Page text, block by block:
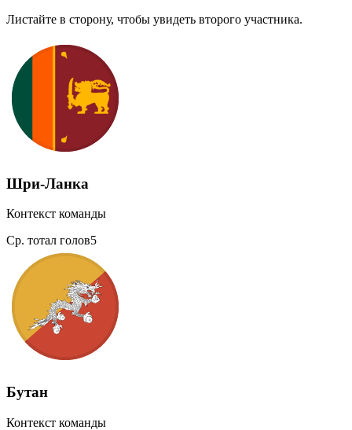
Листайте в сторону, чтобы увидеть второго участника.
Шри-Ланка
Контекст команды
Ср. тотал голов5
Бутан
Контекст команды